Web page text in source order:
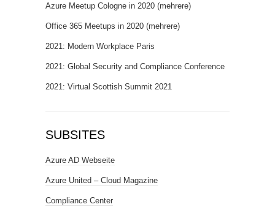
Azure Meetup Cologne in 2020 (mehrere)
Office 365 Meetups in 2020 (mehrere)
2021: Modern Workplace Paris
2021: Global Security and Compliance Conference
2021: Virtual Scottish Summit 2021
SUBSITES
Azure AD Webseite
Azure United – Cloud Magazine
Compliance Center